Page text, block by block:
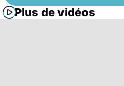
Plus de vidéos